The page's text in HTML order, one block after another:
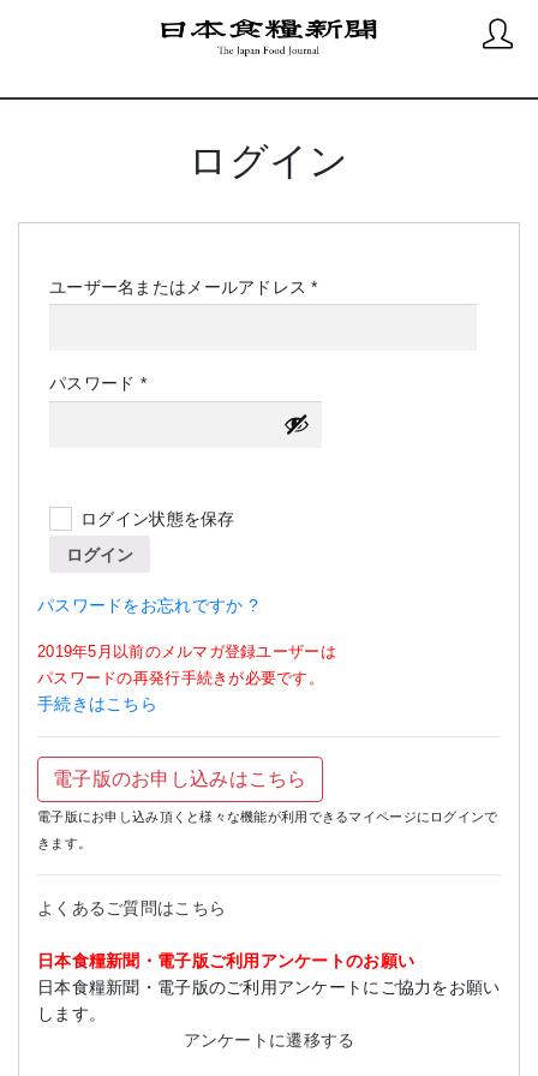
ログイン
ユーザー名またはメールアドレス*必
パスワード *必
須
ログイン状態を保存
ログイン
パスワードをお忘れですか ?
2019年5月以前のメルマガ登録ユーザーは
パスワードの再発行手続きが必要です。
手続きはこちら
電子版のお申し込みはこちら
電子版にお申し込み頂くと様々な機能が利用できるマイページにログインで
きます。
よくあるご質問はこちら
日本食糧新聞・電子版ご利用アンケートのお願い
日本食糧新聞・電子版のご利用アンケートにご協力をお願い
します。
アンケートに遷移する